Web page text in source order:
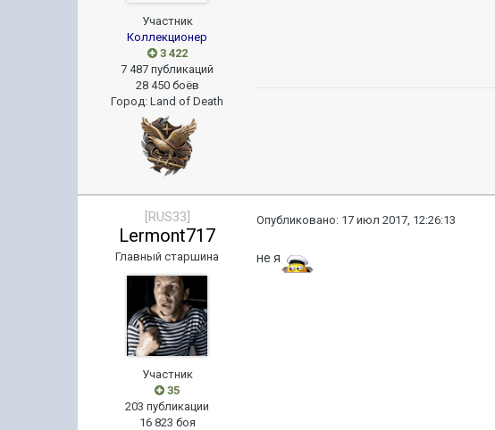
Участник
Коллекционер
3 422
7 487 публикаций
28 450 боёв
Город:Land of Death
[RUS33]
Lermont717
Главный старшина
Участник
35
203 публикации
16 823 боя
Опубликовано: 17 июл 2017, 12:26:13
не я